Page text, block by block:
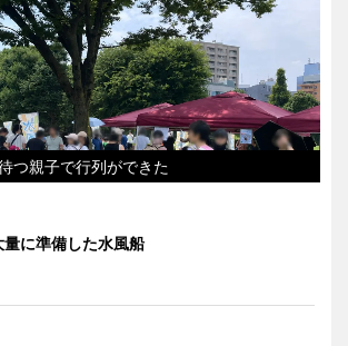
つ親子で行列ができた
量に準備した水風船